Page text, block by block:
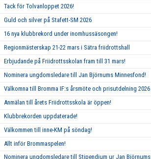
Tack för Tolvanloppet 2026!
Guld och silver på Stafett-SM 2026
16 nya klubbrekord under inomhussäsongen!
Regionmästerskap 21-22 mars i Sätra friidrottshall
Erbjudande på Friidrottsskolan fram till 31 mars!
Nominera ungdomsledare till Jan Björnums Minnesfond!
Välkomna till Bromma IF:s årsmöte och prisutdelning 2026
Anmälan till årets Friidrottsskola är öppen!
Klubbrekorden uppdaterade!
Välkommen till inne-KM på söndag!
Allt inför Brommaspelen!
Nominera ungdomsledare till Stipendium ur Jan Björnums